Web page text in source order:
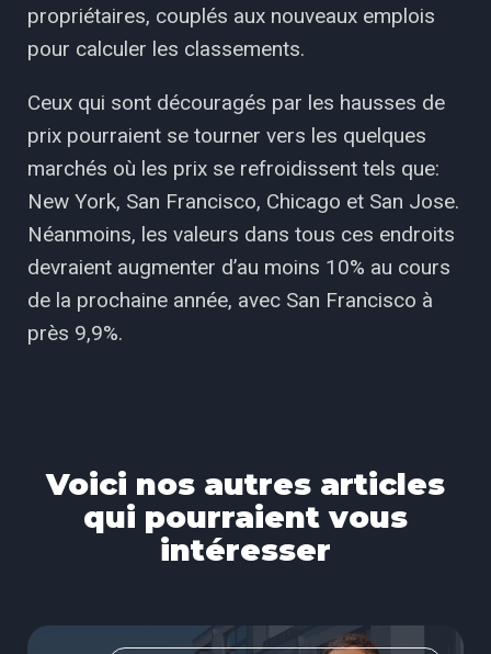
propriétaires, couplés aux nouveaux emplois
pour calculer les classements.
Ceux qui sont découragés par les hausses de
prix pourraient se tourner vers les quelques
marchés où les prix se refroidissent tels que:
New York, San Francisco, Chicago et San Jose.
Néanmoins, les valeurs dans tous ces endroits
devraient augmenter d’au moins 10% au cours
de la prochaine année, avec San Francisco à
près 9,9%.
Voici nos autres articles
qui pourraient vous
intéresser